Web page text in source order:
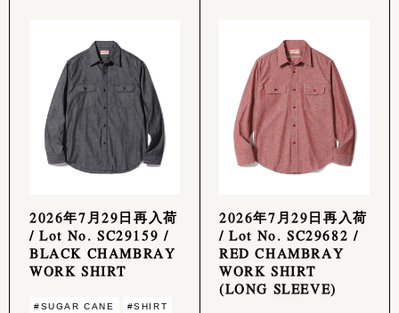
2026年7月29日再入荷
/ Lot No. SC29159 /
BLACK CHAMBRAY
WORK SHIRT
#SUGAR CANE #SHIRT
2026年7月29日再入荷
/ Lot No. SC29682 /
RED CHAMBRAY
WORK SHIRT
(LONG SLEEVE)